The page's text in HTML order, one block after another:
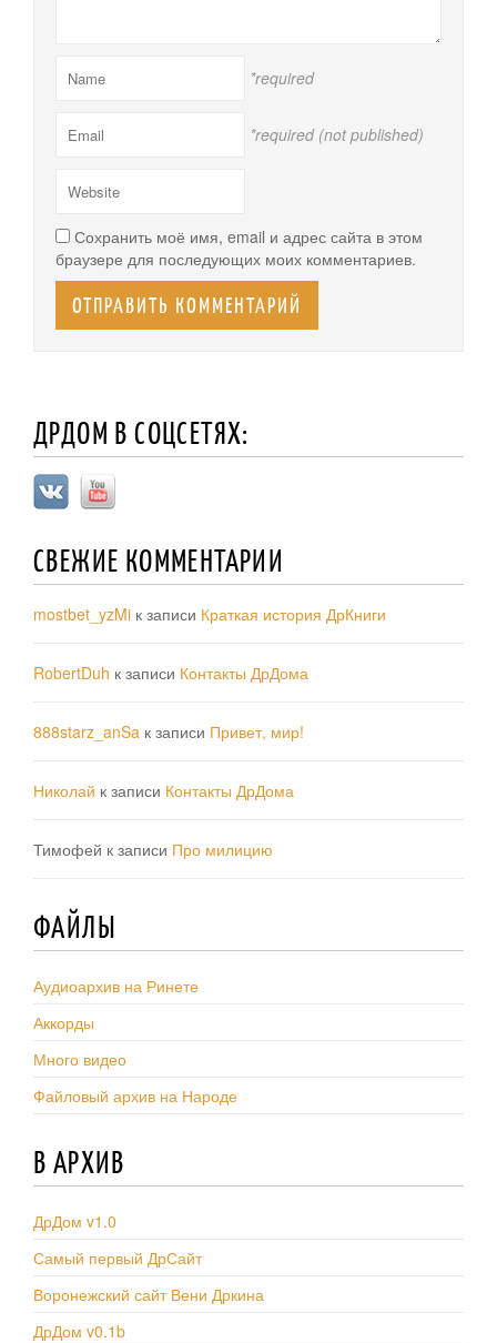
*required
*required (not published)
Сохранить моё имя, email и адрес сайта в этом
браузере для последующих моих комментариев.
ДРДОМ В СОЦСЕТЯХ:
СВЕЖИЕ КОММЕНТАРИИ
mostbet_yzMi к записи Краткая история ДрКниги
RobertDuh к записи Контакты ДрДома
888starz_anSa к записи Привет, мир!
Николай к записи Контакты ДрДома
Тимофей к записи Про милицию
ФАЙЛЫ
Аудиоархив на Ринете
Аккорды
Много видео
Файловый архив на Народе
В АРХИВ
ДрДом v1.0
Самый первый ДрСайт
Воронежский сайт Вени Дркина
ДрДом v0.1b